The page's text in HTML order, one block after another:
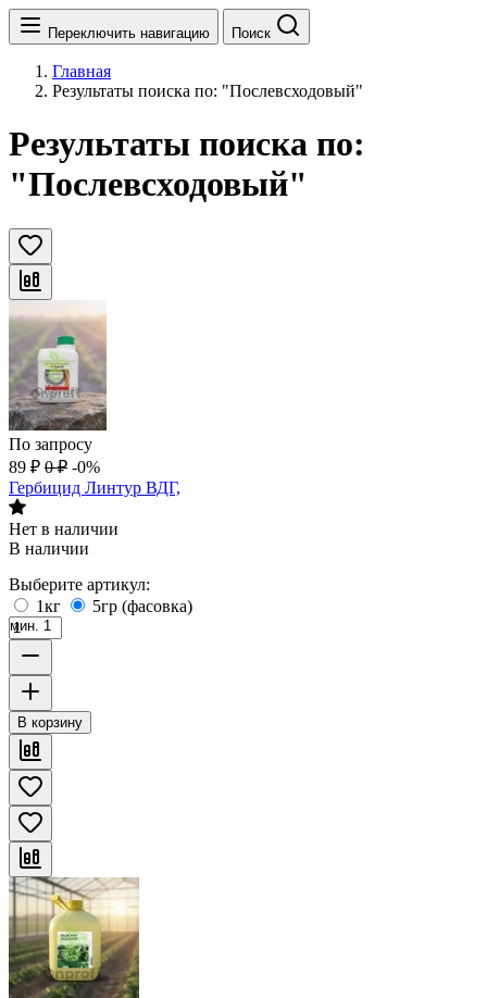
Переключить навигацию Поиск
Главная
Результаты поиска по: "Послевсходовый"
Результаты поиска по:
"Послевсходовый"
По запросу
89 ₽ 0 ₽ -0%
Гербицид Линтур ВДГ,
Нет в наличии
В наличии
Выберите артикул:
1кг
5гр (фасовка)
мин. 1
В корзину